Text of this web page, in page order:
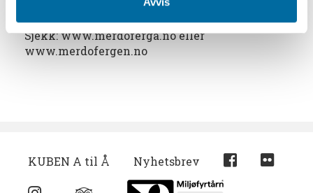
Det går rutebåt til Merdø om sommeren, fra
Pollen i Arendal.
Sjekk: www.merdoferga.no eller
www.merdofergen.no
KUBEN A til Å Nyhetsbrev